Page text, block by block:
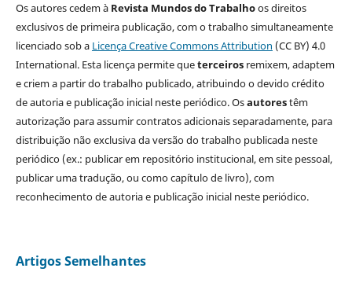
Os autores cedem à Revista Mundos do Trabalhoos direitos
exclusivos de primeira publicação, com o trabalho simultaneamente
licenciado sob a Licença Creative Commons Attribution (CC BY) 4.0
International. Esta licença permite queterceirosremixem, adaptem
e criem a partir do trabalho publicado, atribuindo o devido crédito
de autoria e publicação inicial neste periódico. Osautorestêm
autorização para assumir contratos adicionais separadamente, para
distribuição não exclusiva da versão do trabalho publicada neste
periódico (ex.: publicar em repositório institucional, em site pessoal,
publicar uma tradução, ou como capítulo de livro), com
reconhecimento de autoria e publicação inicial neste periódico.
Artigos Semelhantes